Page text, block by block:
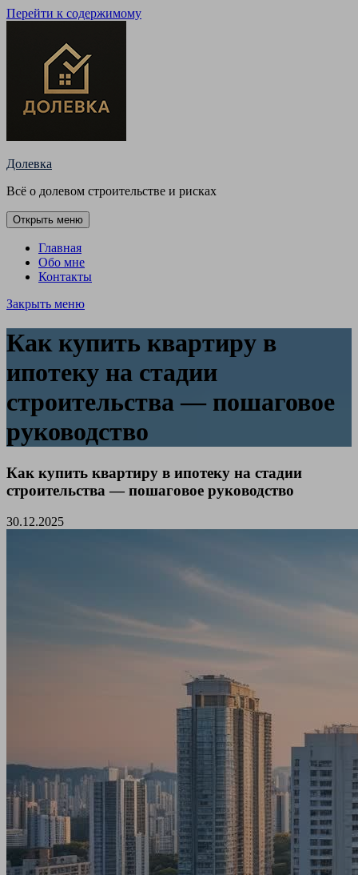
Перейти к содержимому
Долевка
Всё о долевом строительстве и рисках
Открыть меню
Главная
Обо мне
Контакты
Закрыть меню
Как купить квартиру в
ипотеку на стадии
строительства — пошаговое
руководство
Как купить квартиру в ипотеку на стадии
строительства — пошаговое руководство
30.12.2025